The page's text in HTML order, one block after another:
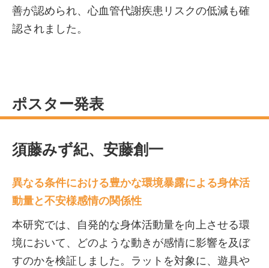
善が認められ、心血管代謝疾患リスクの低減も確
認されました。
ポスター発表
須藤みず紀、安藤創一
異なる条件における豊かな環境暴露による身体活
動量と不安様感情の関係性
本研究では、自発的な身体活動量を向上させる環
境において、どのような動きが感情に影響を及ぼ
すのかを検証しました。ラットを対象に、遊具や